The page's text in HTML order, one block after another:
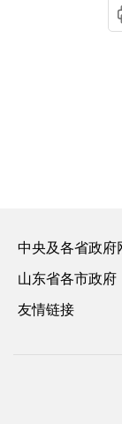
中央及各省政府
山东省各市政府
友情链接